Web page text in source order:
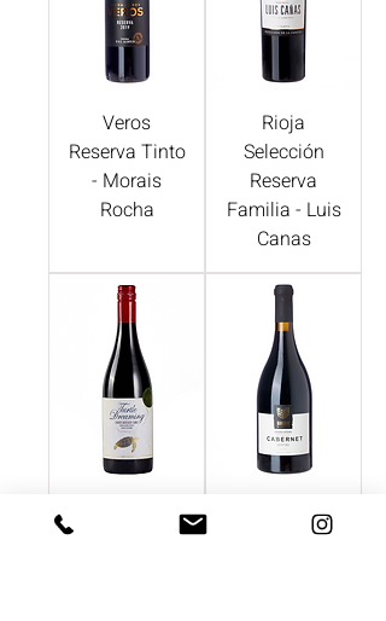
Rioja
Selección
Reserva
Familia - Luis
Canas
Veros
Reserva Tinto
- Morais
Rocha
Cabernet
Qvevri -